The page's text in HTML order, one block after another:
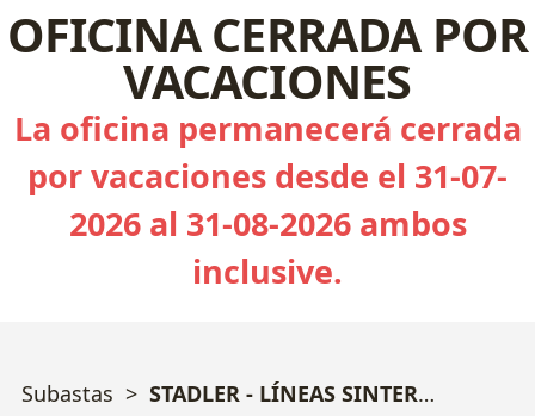
OFICINA CERRADA POR
VACACIONES
La oficina permanecerá cerrada
por vacaciones desde el 31-07-
2026 al 31-08-2026 ambos
inclusive.
Subastas STADLER - LÍNEAS SINTERIZACIÓN, PULVIMETALURGIA y MECANIZADO